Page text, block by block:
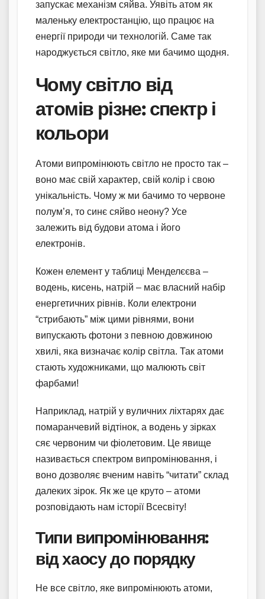
запускає механізм сяйва. Уявіть атом як
маленьку електростанцію, що працює на
енергії природи чи технологій. Саме так
народжується світло, яке ми бачимо щодня.
Чому світло від
атомів різне: спектр і
кольори
Атоми випромінюють світло не просто так –
воно має свій характер, свій колір і свою
унікальність. Чому ж ми бачимо то червоне
полум’я, то синє сяйво неону? Усе
залежить від будови атома і його
електронів.
Кожен елемент у таблиці Менделєєва –
водень, кисень, натрій – має власний набір
енергетичних рівнів. Коли електрони
“стрибають” між цими рівнями, вони
випускають фотони з певною довжиною
хвилі, яка визначає колір світла. Так атоми
стають художниками, що малюють світ
фарбами!
Наприклад, натрій у вуличних ліхтарях дає
помаранчевий відтінок, а водень у зірках
сяє червоним чи фіолетовим. Це явище
називається спектром випромінювання, і
воно дозволяє вченим навіть “читати” склад
далеких зірок. Як же це круто – атоми
розповідають нам історії Всесвіту!
Типи випромінювання:
від хаосу до порядку
Не все світло, яке випромінюють атоми,